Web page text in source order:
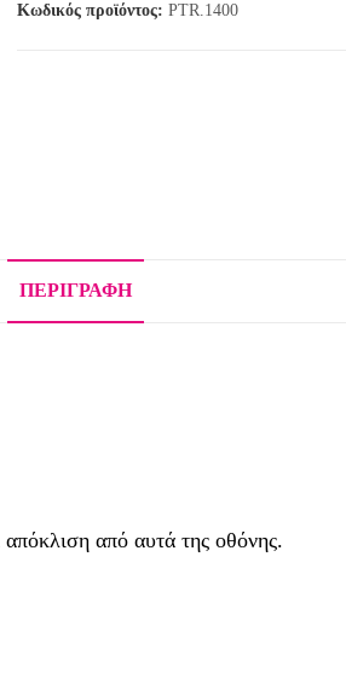
Κωδικός προϊόντος: PTR.1400
ΠΕΡΙΓΡΑΦΉ
από αυτά της οθόνης.